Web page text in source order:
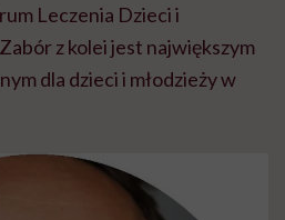
Leczenia Dzieci i
z kolei jest największym
dla dzieci i młodzieży w